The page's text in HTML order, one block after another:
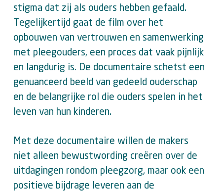
stigma dat zij als ouders hebben gefaald.
Tegelijkertijd gaat de film over het
opbouwen van vertrouwen en samenwerking
met pleegouders, een proces dat vaak pijnlijk
en langdurig is. De documentaire schetst een
genuanceerd beeld van gedeeld ouderschap
en de belangrijke rol die ouders spelen in het
leven van hun kinderen.
Met deze documentaire willen de makers
niet alleen bewustwording creëren over de
uitdagingen rondom pleegzorg, maar ook een
positieve bijdrage leveren aan de